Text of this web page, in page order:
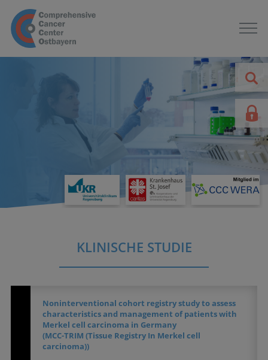
KLINISCHE STUDIE
Noninterventional cohort registry study to assess
characteristics and management of patients with
Merkel cell carcinoma in Germany
(MCC-TRIM (Tissue Registry In Merkel cell
carcinoma))